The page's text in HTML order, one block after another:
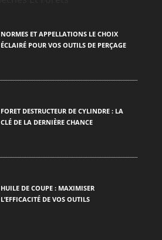
NORMES ET APPELLATIONS LE CHOIX
ÉCLAIRÉ POUR VOS OUTILS DE PERÇAGE
FORET DESTRUCTEUR DE CYLINDRE : LA
CLÉ DE LA DERNIÈRE CHANCE
HUILE DE COUPE : MAXIMISER
L’EFFICACITÉ DE VOS OUTILS